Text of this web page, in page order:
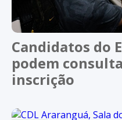
Candidatos do
podem
inscrição